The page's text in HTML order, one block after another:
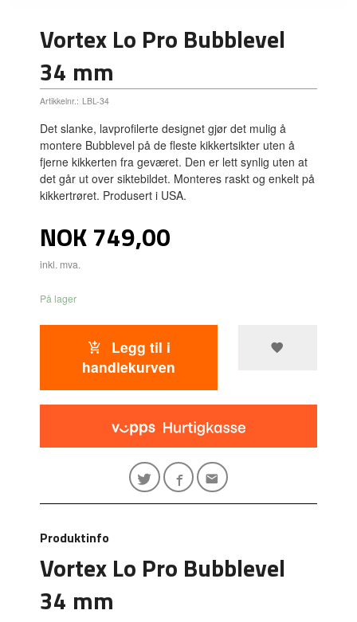
Vortex Lo Pro Bubblevel
34 mm
Artikkelnr.: LBL-34
Det slanke, lavprofilerte designet gjør det mulig å
montere Bubblevel på de fleste kikkertsikter uten å
fjerne kikkerten fra geværet. Den er lett synlig uten at
det går ut over siktebildet. Monteres raskt og enkelt på
kikkertrøret. Produsert i USA.
Pris
NOK749,00
inkl. mva.
På lager
Legg til i
handlekurven
Produktinfo
Vortex Lo Pro Bubblevel
34 mm